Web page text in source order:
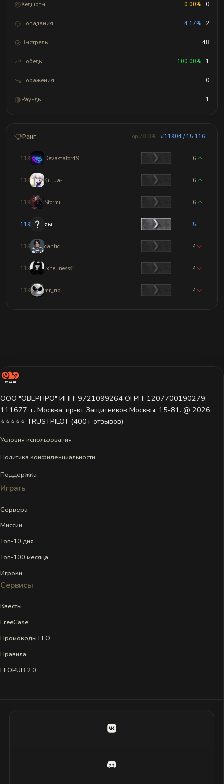
Хедшоты 0.00% 0
Попадания 4.17% 2
Выстрелы 48
Победы 100.00% 1
Поражения 0
Раунды 1
Ранг Top 78.8% #11904 / 15,116
11901 Devastator49 6
11902 Killua- 6
11903 Stormi 6
11904 яы 5
11905 cantic 4
11906 lxneliness♱ 4
11907 mr_ripl 4
ООО "ОВЕРПРО" ИНН: 9721099264 ОГРН: 1207700190279,
111677, г. Москва, пр-кт Защитников Москвы, 15-81. @ 2026 ㅤ
⭐⭐⭐⭐⭐ TRUSTPILOT (400+ отзывов)
Условия использования
Политика конфиденциальности
Поддержка
Играть
Сервера
Миссии
Топ-10 дня
Топ-100 месяца
Игроки
Сервисы
Квесты
FreeCase
Промокоды ELO
Правила
ELOPUB 2.0